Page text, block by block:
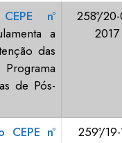
CEPE nº
a
das
de Pós-
258ª/
2017
CEPE nº
259ª/